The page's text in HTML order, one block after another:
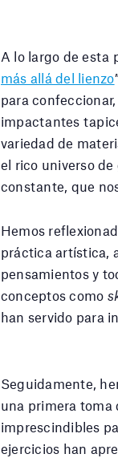
A lo largo de esta
más allá del lienzo
para
impactantes
variedad de
el rico universo
constante, que
Hemos
práctica artística,
pensamientos y
conceptos como
han servido para
Seguidamente,
una primera toma
imprescindibles
ejercicios han